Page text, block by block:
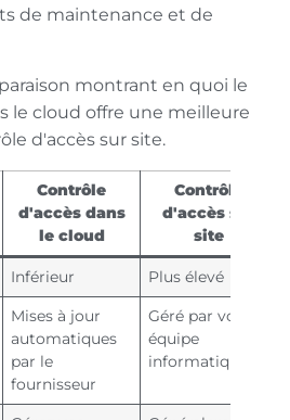
de maintenance et de
montrant en quoi le
le cloud offre une meilleure
d'accès sur site.
Contrôle
d'accès dans
le cloud
Contrôle
d'accès sur
site
Inférieur
Plus élevé
Mises à jour
automatiques
par le
fournisseur
Géré par votre
équipe
informatique